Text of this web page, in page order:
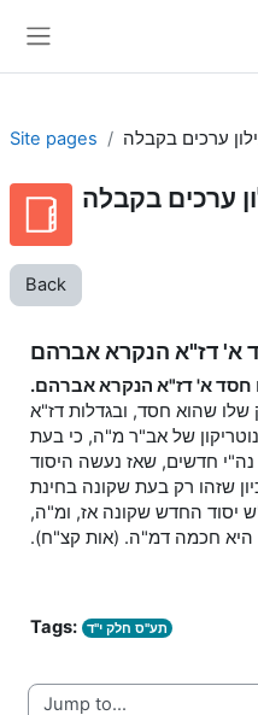
Site pages ערכים בקבלה
ערכים בקבלה
Back
א' דז"א הנקרא אברהם
חסד א' דז"א הנקרא אברהם.
שהוא חסד, ובגדלות דז"א
של אב"ר מ"ה, כי בעת
חדשים, שאז נעשה היסוד
שזהו רק בעת שקונה בחינת
החדש שקונה אז, ומ"ה,
חכמה דמ"ה. (אות קצ"ח).
Tags: תע"ס חלק י"ד